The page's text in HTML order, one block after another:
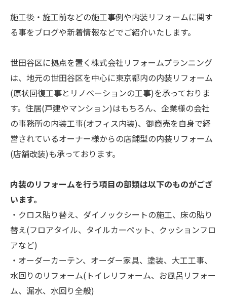
施工後・施工前などの施工事例や内装リフォームに関す
る事をブログや新着情報などでご紹介いたします。
世田谷区に拠点を置く株式会社リフォームプランニング
は、地元の世田谷区を中心に東京都内の内装リフォーム
(原状回復工事とリノベーションの工事)を承っておりま
す。住居(戸建やマンション)はもちろん、企業様の会社
の事務所の内装工事(オフィス内装)、御商売を自身で経
営されているオーナー様からの店舗型の内装リフォーム
(店舗改装)も承っております。
内装のリフォームを行う項目の部類は以下のものがござ
います。
・クロス貼り替え、ダイノックシートの施工、床の貼り
替え(フロアタイル、タイルカーペット、クッションフロ
アなど)
・オーダーカーテン、オーダー家具、塗装、大工工事、
水回りのリフォーム(トイレリフォーム、お風呂リフォー
ム、漏水、水回り全般)